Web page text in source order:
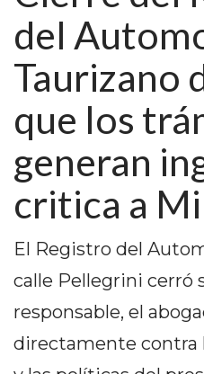
TIENDA ONLINE
EN ARGENTINA:
CHANGUITO.COM.AR VS
OTRAS PLATAFORMAS DE
VENTA POR WHATSAPP
WHATSAPP: LA GUÍA
DEFINITIVA PARA
del
Taurizano
que los
generan
critica a
El Registro del
calle Pellegrini cerró
responsable, el
directamente contra